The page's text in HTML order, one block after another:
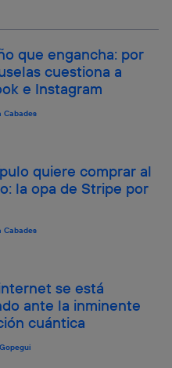
que engancha: por
cuestiona a
e Instagram
Cabades
quiere comprar al
la opa de Stripe por
Cabades
se está
ante la inminente
cuántica